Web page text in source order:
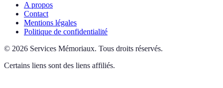
A propos
Contact
Mentions légales
Politique de confidentialité
© 2026 Services Mémoriaux. Tous droits réservés.
Certains liens sont des liens affiliés.